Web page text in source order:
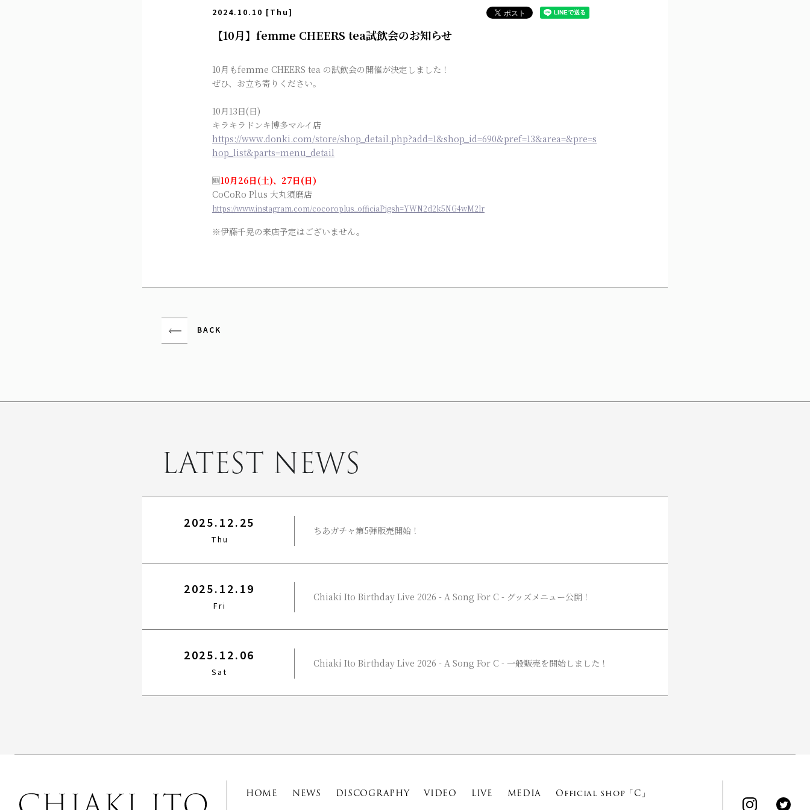
2024.10.10 [Thu]
【10月】femme CHEERS tea試飲会のお知らせ
10月もfemme CHEERS tea の試飲会の開催が決定しました！
ぜひ、お立ち寄りください。
10月13日(日)
キラキラドンキ博多マルイ店
https://www.donki.com/store/shop_detail.php?add=1&shop_id=690&pref=13&area=&pre=s
hop_list&parts=menu_detail
🆕10月26日(土)、27日(日)
CoCoRo Plus 大丸須磨店
https://www.instagram.com/cocoroplus_official?igsh=YWN2d2k5NG4wM2lr
※伊藤千晃の来店予定はございません。
BACK
LATEST NEWS
2025.12.25
Thu
ちあガチャ第5弾販売開始！
2025.12.19
Fri
Chiaki Ito Birthday Live 2026 - A Song For C - グッズメニュー公開！
2025.12.06
Sat
Chiaki Ito Birthday Live 2026 - A Song For C - 一般販売を開始しました！
HOME NEWS DISCOGRAPHY VIDEO LIVE MEDIA Official shop「C」